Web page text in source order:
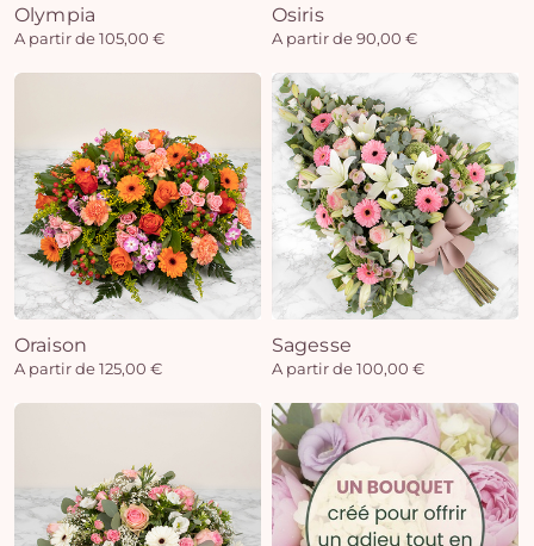
Olympia
A partir de 105,00 €
Osiris
A partir de 90,00 €
Oraison
A partir de 125,00 €
Sagesse
A partir de 100,00 €